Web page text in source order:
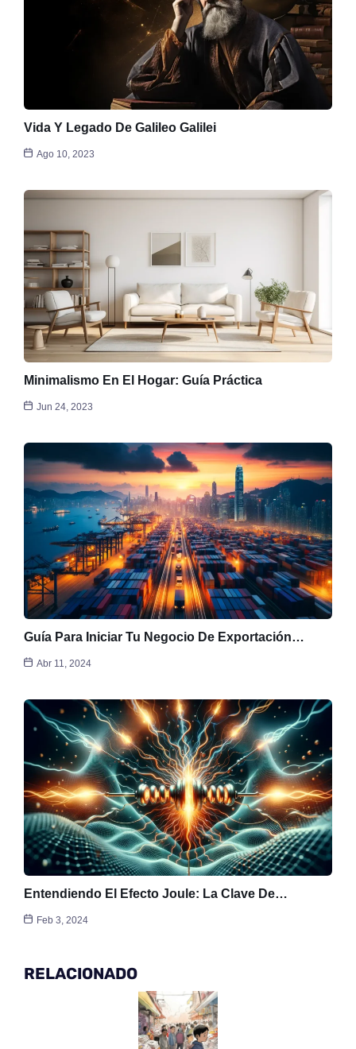
Vida Y Legado De Galileo Galilei
Ago 10, 2023
Minimalismo En El Hogar: Guía Práctica
Jun 24, 2023
Guía Para Iniciar Tu Negocio De Exportación…
Abr 11, 2024
Entendiendo El Efecto Joule: La Clave De…
Feb 3, 2024
RELACIONADO